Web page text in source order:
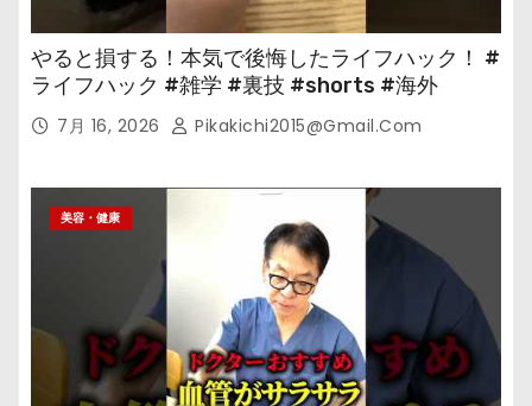
やると損する！本気で後悔したライフハック！ #
ライフハック #雑学 #裏技 #shorts #海外
7月 16, 2026 Pikakichi2015@gmail.com
美容・健康